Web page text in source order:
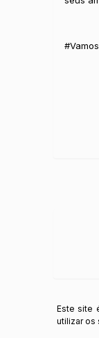
Este site
utilizar os